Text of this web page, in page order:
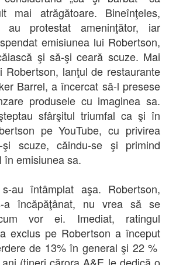
mai atrăgătoare. Bineînţeles,
au protestat ameninţător, iar
emisiunea lui Robertson,
şi să-şi ceară scuze. Mai
Robertson, lanţul de restaurante
Barrel, a încercat să-l presese
produsele cu imaginea sa.
sfârşitul triumfal ca şi în
pe YouTube, cu privirea
şi scuze, căindu-se şi primind
în emisiunea sa.
au întâmplat aşa. Robertson,
a încăpăţânat, nu vrea să se
vor ei. Imediat, ratingul
exclus pe Robertson a început
de 13% în general şi 22 %
(tineri cărora A&E le dedică o